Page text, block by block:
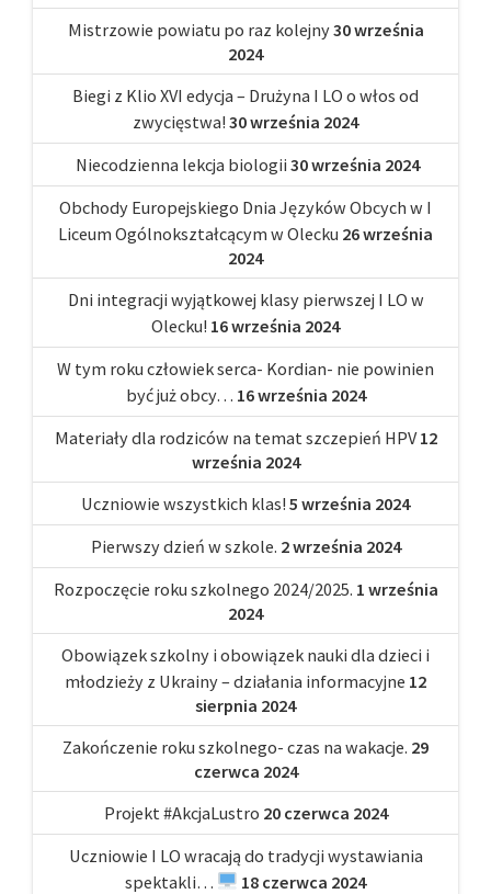
Mistrzowie powiatu po raz kolejny30 września
2024
Biegi z Klio XVI edycja – Drużyna I LO o włos od
zwycięstwa! 30 września 2024
Niecodzienna lekcja biologii 30 września 2024
Obchody Europejskiego Dnia Języków Obcych w I
Liceum Ogólnokształcącym w Olecku 26 września
2024
Dni integracji wyjątkowej klasy pierwszej I LO w
Olecku! 16 września 2024
W tym roku człowiek serca- Kordian- nie powinien
być już obcy… 16 września 2024
Materiały dla rodziców na temat szczepień HPV 12
września 2024
Uczniowie wszystkich klas! 5 września 2024
Pierwszy dzień w szkole. 2 września 2024
Rozpoczęcie roku szkolnego 2024/2025. 1 września
2024
Obowiązek szkolny i obowiązek nauki dla dzieci i
młodzieży z Ukrainy – działania informacyjne 12
sierpnia 2024
Zakończenie roku szkolnego- czas na wakacje. 29
czerwca 2024
Projekt #AkcjaLustro 20 czerwca 2024
Uczniowie I LO wracają do tradycji wystawiania
spektakli…
18 czerwca 2024